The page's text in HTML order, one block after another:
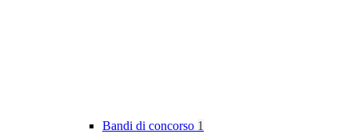
Bandi di concorso 1